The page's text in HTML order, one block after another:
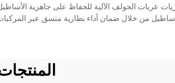
عربات الجولف الآلية للحفاظ على جاهزية
من خلال ضمان أداء بطارية متسق عبر المركبات